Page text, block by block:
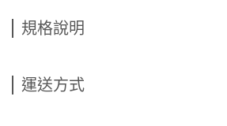
規格說明
運送方式